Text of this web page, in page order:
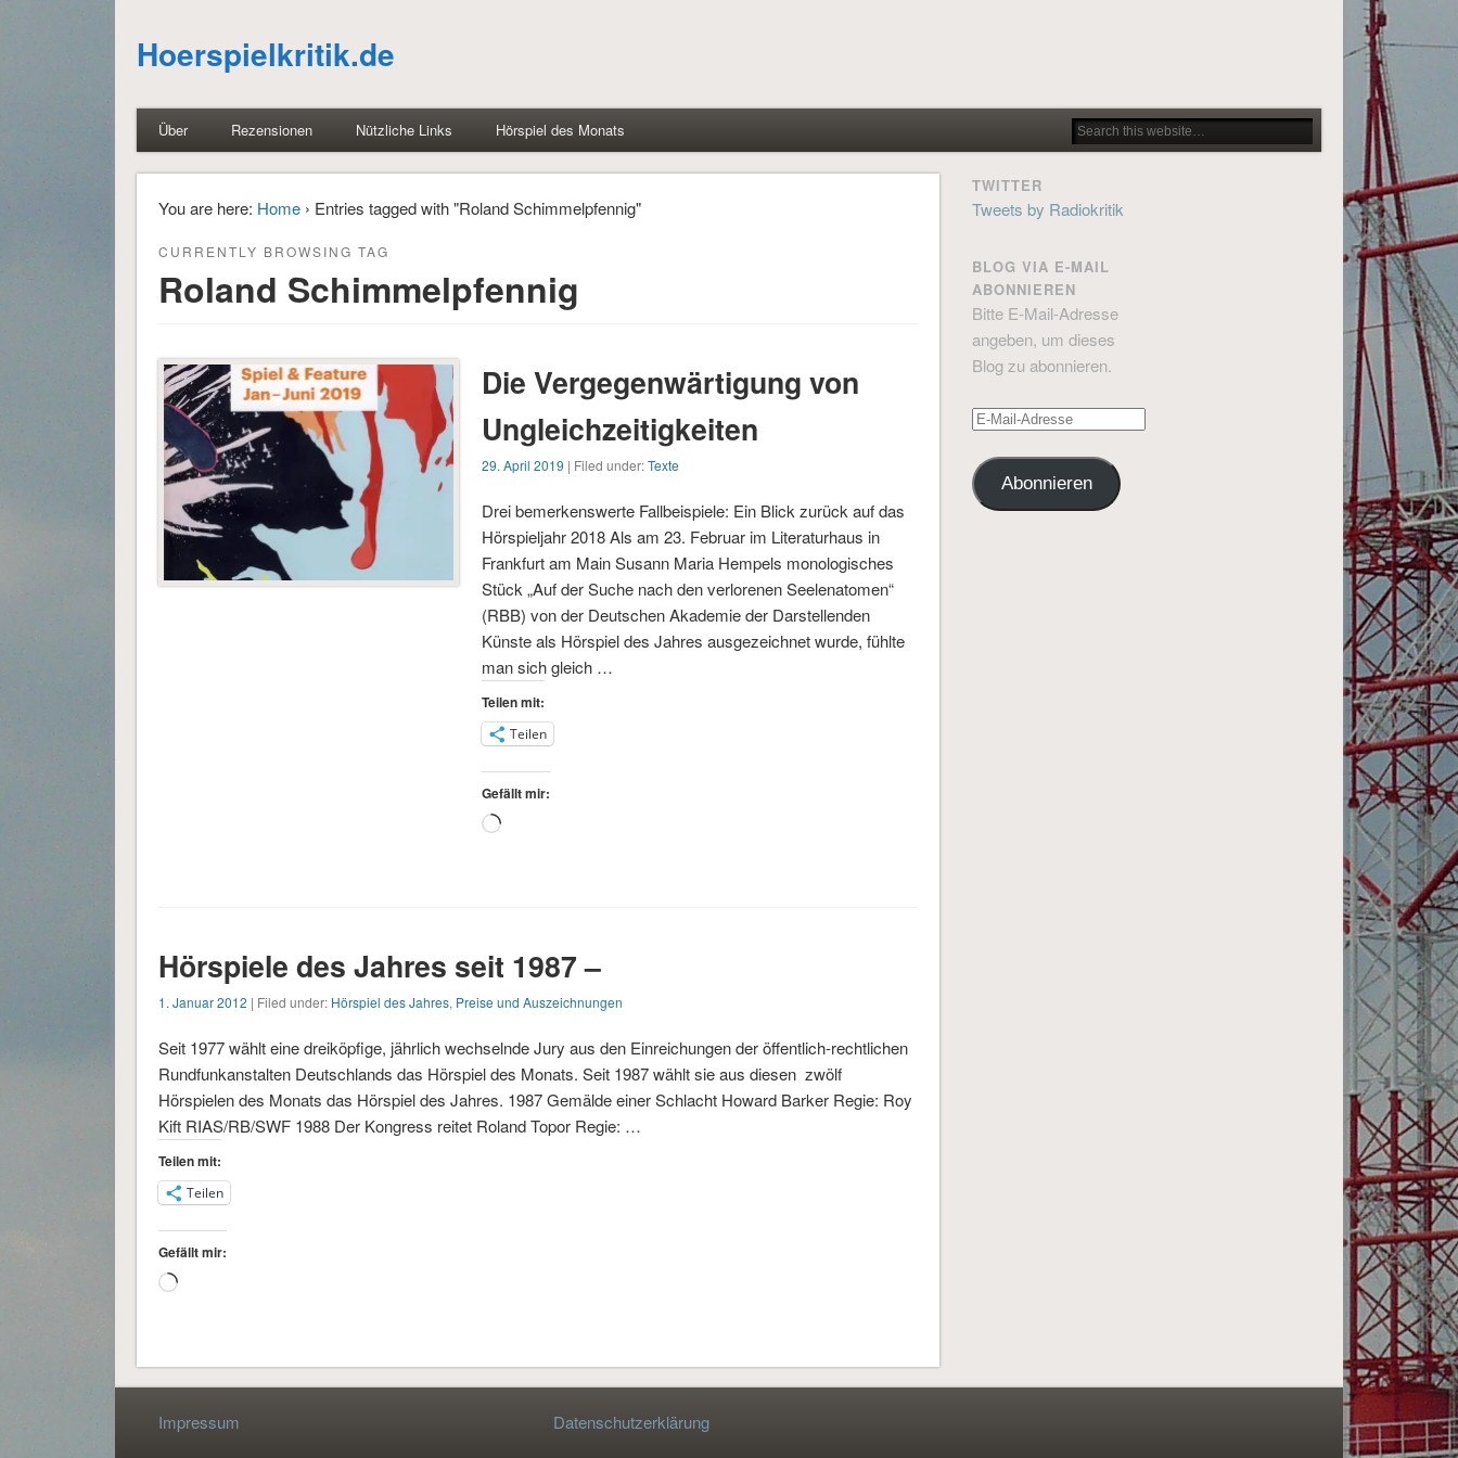
Hoerspielkritik.de
Über Rezensionen Nützliche Links Hörspiel des Monats
You are here: Home› Entries tagged with "Roland Schimmelpfennig"
CURRENTLY BROWSING TAG
Roland Schimmelpfennig
Die Vergegenwärtigung von
Ungleichzeitigkeiten
29. April 2019 | Filed under:Texte
Drei bemerkenswerte Fallbeispiele: Ein Blick zurück auf das
Hörspieljahr 2018 Als am 23. Februar im Literaturhaus in
Frankfurt am Main Susann Maria Hempels monologisches
Stück „Auf der Suche nach den verlorenen Seelen­atomen“
(RBB) von der Deutschen Akademie der Darstellenden
Künste als Hör­spiel des Jahres ausgezeichnet wurde, fühlte
man sich gleich …
Teilen mit:
Teilen
Gefällt mir:
Wird
Hörspiele des Jahres seit 1987 –
1. Januar 2012 | Filed under: Hörspiel des Jahres, Preise und Auszeichnungen
Seit 1977 wählt eine dreiköpfige, jährlich wechselnde Jury aus den Einreichungen der öffentlich-rechtlichen
Rundfunkanstalten Deutschlands das Hörspiel des Monats. Seit 1987 wählt sie aus diesen zwölf
Hörspielen des Monats das Hörspiel des Jahres. 1987 Gemälde einer Schlacht Howard Barker Regie: Roy
Kift RIAS/RB/SWF 1988 Der Kongress reitet Roland Topor Regie: …
Teilen mit:
Teilen
Gefällt mir:
Wird
TWITTER
Tweets by Radiokritik
BLOG VIA E-MAIL
ABONNIEREN
Bitte E-Mail-Adresse
angeben, um dieses
Blog zu abonnieren.
E-
Adresse
Abonnieren
Impressum Datenschutzerklärung